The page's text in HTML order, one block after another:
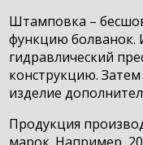
Штамповка –
функцию болванок.
гидравлический
конструкцию.
изделие
Продукция